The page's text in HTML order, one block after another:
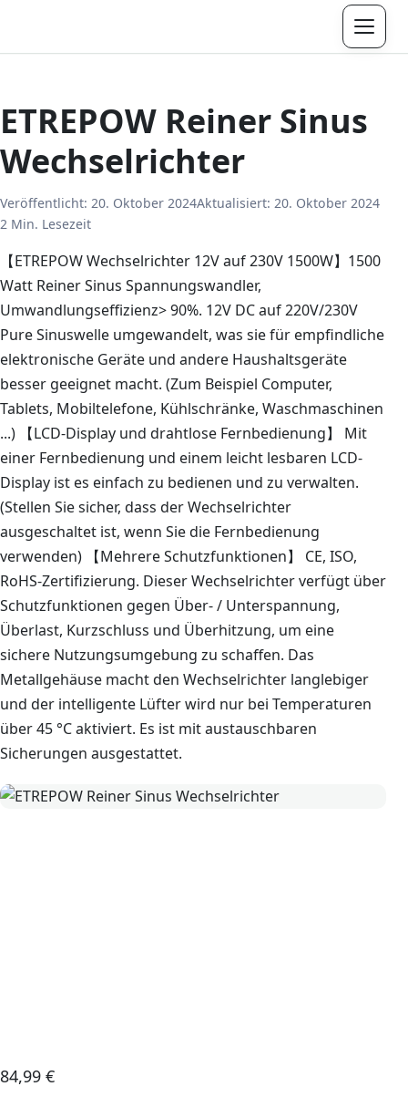
Menü
ETREPOW Reiner Sinus
Wechselrichter
Veröffentlicht: 20. Oktober 2024Aktualisiert: 20. Oktober 2024
2 Min. Lesezeit
【ETREPOW Wechselrichter 12V auf 230V 1500W】1500
Watt Reiner Sinus Spannungswandler,
Umwandlungseffizienz> 90%. 12V DC auf 220V/230V
Pure Sinuswelle umgewandelt, was sie für empfindliche
elektronische Geräte und andere Haushaltsgeräte
besser geeignet macht. (Zum Beispiel Computer,
Tablets, Mobiltelefone, Kühlschränke, Waschmaschinen
...) 【LCD-Display und drahtlose Fernbedienung】 Mit
einer Fernbedienung und einem leicht lesbaren LCD-
Display ist es einfach zu bedienen und zu verwalten.
(Stellen Sie sicher, dass der Wechselrichter
ausgeschaltet ist, wenn Sie die Fernbedienung
verwenden) 【Mehrere Schutzfunktionen】 CE, ISO,
RoHS-Zertifizierung. Dieser Wechselrichter verfügt über
Schutzfunktionen gegen Über- / Unterspannung,
Überlast, Kurzschluss und Überhitzung, um eine
sichere Nutzungsumgebung zu schaffen. Das
Metallgehäuse macht den Wechselrichter langlebiger
und der intelligente Lüfter wird nur bei Temperaturen
über 45 °C aktiviert. Es ist mit austauschbaren
Sicherungen ausgestattet.
84,99 €